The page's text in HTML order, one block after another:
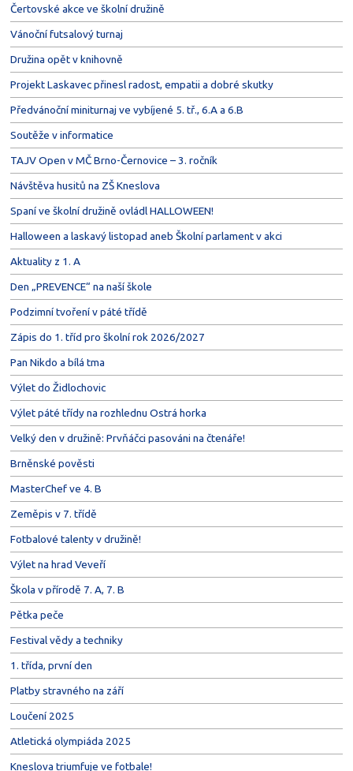
Čertovské akce ve školní družině
Vánoční futsalový turnaj
Družina opět v knihovně
Projekt Laskavec přinesl radost, empatii a dobré skutky
Předvánoční miniturnaj ve vybíjené 5. tř., 6.A a 6.B
Soutěže v informatice
TAJV Open v MČ Brno-Černovice – 3. ročník
Návštěva husitů na ZŠ Kneslova
Spaní ve školní družině ovládl HALLOWEEN!
Halloween a laskavý listopad aneb Školní parlament v akci
Aktuality z 1. A
Den „PREVENCE“ na naší škole
Podzimní tvoření v páté třídě
Zápis do 1. tříd pro školní rok 2026/2027
Pan Nikdo a bílá tma
Výlet do Židlochovic
Výlet páté třídy na rozhlednu Ostrá horka
Velký den v družině: Prvňáčci pasováni na čtenáře!
Brněnské pověsti
MasterChef ve 4. B
Zeměpis v 7. třídě
Fotbalové talenty v družině!
Výlet na hrad Veveří
Škola v přírodě 7. A, 7. B
Pětka peče
Festival vědy a techniky
1. třída, první den
Platby stravného na září
Loučení 2025
Atletická olympiáda 2025
Kneslova triumfuje ve fotbale!